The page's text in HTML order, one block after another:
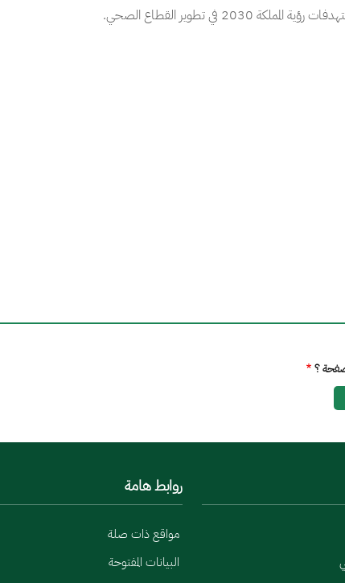
2030 في تطوير القطاع الصحي.
؟
روابط هامة
مواقع ذات صلة
البيانات المفتوحة